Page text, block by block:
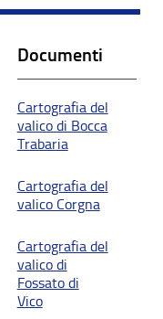
Documenti
Cartografia del
valico di Bocca
Trabaria
Cartografia del
valico Corgna
Cartografia del
valico di
Fossato di
Vico